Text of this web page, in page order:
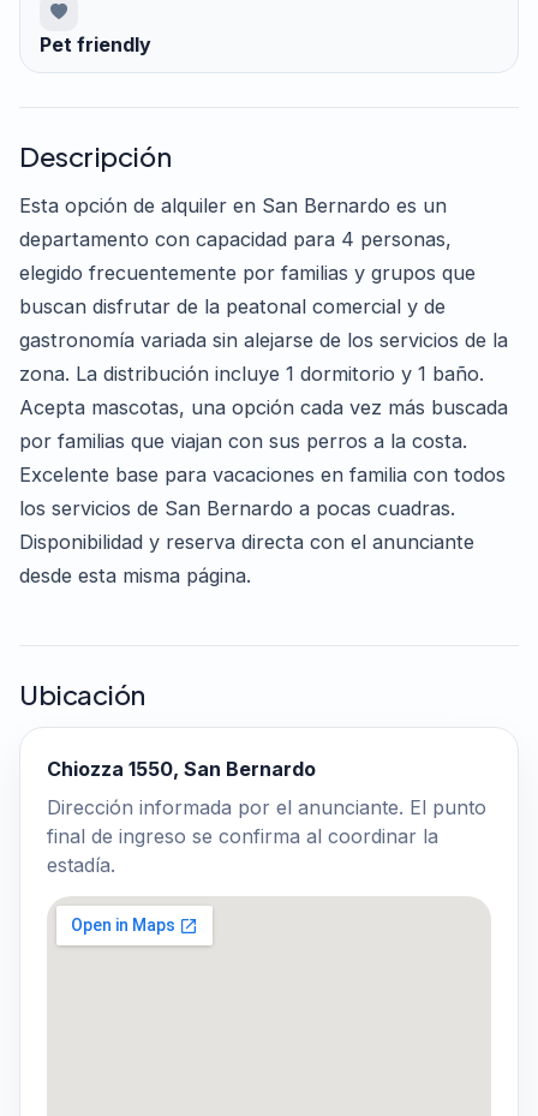
Pet friendly
Descripción
Esta opción de alquiler en San Bernardo es un
departamento con capacidad para 4 personas,
elegido frecuentemente por familias y grupos que
buscan disfrutar de la peatonal comercial y de
gastronomía variada sin alejarse de los servicios de la
zona. La distribución incluye 1 dormitorio y 1 baño.
Acepta mascotas, una opción cada vez más buscada
por familias que viajan con sus perros a la costa.
Excelente base para vacaciones en familia con todos
los servicios de San Bernardo a pocas cuadras.
Disponibilidad y reserva directa con el anunciante
desde esta misma página.
Ubicación
Chiozza 1550, San Bernardo
Dirección informada por el anunciante. El punto
final de ingreso se confirma al coordinar la
estadía.